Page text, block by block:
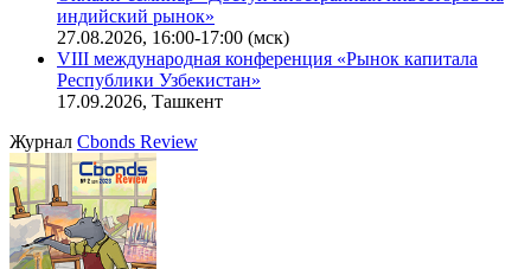
Онлайн-семинар «Новый стандарт инвестиций в
офисную недвижимость»
11.08.2026, 16:30-18:00 (мск)
Онлайн-семинар «Доступ иностранных инвесторов на
индийский рынок»
VIII международная конференция «Рынок капитала
Республики Узбекистан»
17.09.2026, Ташкент
ЖурналCbonds Review